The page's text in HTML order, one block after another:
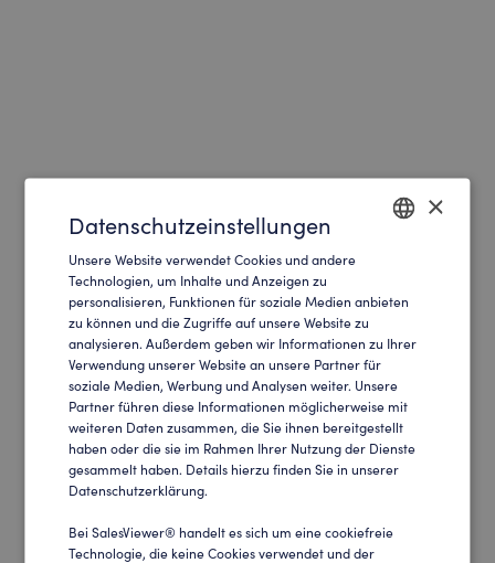
GERMAN
×
Datenschutzeinstellungen
Unsere Website verwendet Cookies und andere
Technologien, um Inhalte und Anzeigen zu
personalisieren, Funktionen für soziale Medien anbieten
zu können und die Zugriffe auf unsere Website zu
analysieren. Außerdem geben wir Informationen zu Ihrer
Verwendung unserer Website an unsere Partner für
soziale Medien, Werbung und Analysen weiter. Unsere
Partner führen diese Informationen möglicherweise mit
weiteren Daten zusammen, die Sie ihnen bereitgestellt
haben oder die sie im Rahmen Ihrer Nutzung der Dienste
gesammelt haben. Details hierzu finden Sie in unserer
Datenschutzerklärung.
Bei SalesViewer® handelt es sich um eine cookiefreie
Technologie, die keine Cookies verwendet und der